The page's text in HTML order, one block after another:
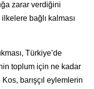
zarar verdiğini
bağlı kalması
Türkiye’de
toplum için ne kadar
barışçıl eylemlerin